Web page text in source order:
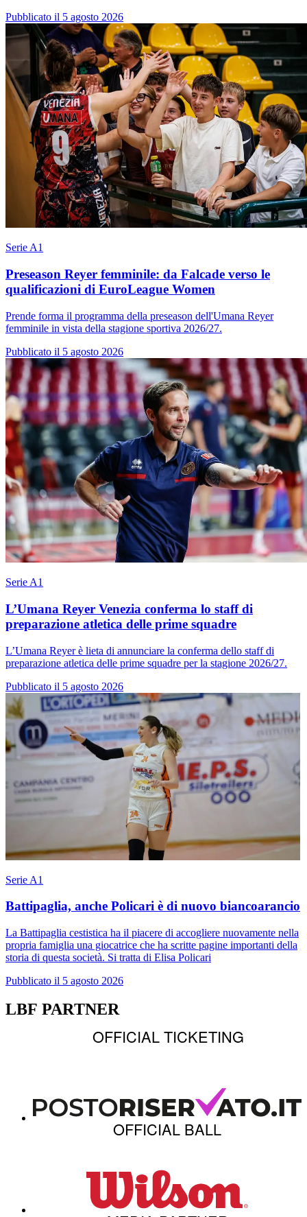
Pubblicato il 5 agosto 2026
Serie A1
Preseason Reyer femminile: da Falcade verso le
qualificazioni di EuroLeague Women
Prende forma il programma della preseason dell'Umana Reyer
femminile in vista della stagione sportiva 2026/27.
Pubblicato il 5 agosto 2026
Serie A1
L’Umana Reyer Venezia conferma lo staff di
preparazione atletica delle prime squadre
L’Umana Reyer è lieta di annunciare la conferma dello staff di
preparazione atletica delle prime squadre per la stagione 2026/27.
Pubblicato il 5 agosto 2026
Serie A1
Battipaglia, anche Policari è di nuovo biancoarancio
La Battipaglia cestistica ha il piacere di accogliere nuovamente nella
propria famiglia una giocatrice che ha scritte pagine importanti della
storia di questa società. Si tratta di Elisa Policari
Pubblicato il 5 agosto 2026
LBF PARTNER